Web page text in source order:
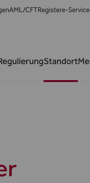
AML/CFTRegistere-Service
Standort